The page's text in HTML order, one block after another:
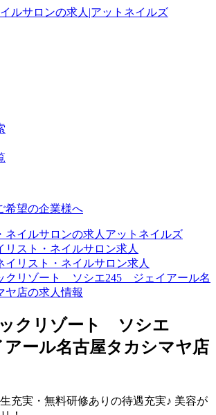
希望の企業様へ
ネイルサロンの求人アットネイルズ
リスト・ネイルサロン求人
イリスト・ネイルサロン求人
クリゾート ソシエ245 ジェイアール名
ヤ店の求人情報
クリゾート ソシエ
ール名古屋タカシマヤ店
充実・無料研修ありの待遇充実♪ 美容が